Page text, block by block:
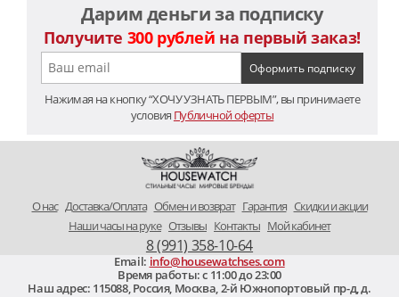
Дарим деньги за подписку
Получите 300 рублей на первый заказ!
Нажимая на кнопку “ХОЧУ УЗНАТЬ ПЕРВЫМ”, вы принимаете
условия Публичной оферты
O нас Доставка/Оплата Обмен и возврат Гарантия Скидки и акции
Наши часы на руке Отзывы Контакты Мой кабинет
8 (991) 358-10-64
Email: info@housewatchses.com
Время работы: c 11:00 до 23:00
Наш адрес: 115088, Россия, Москва 2-й Южнопортовый пр-д, д.